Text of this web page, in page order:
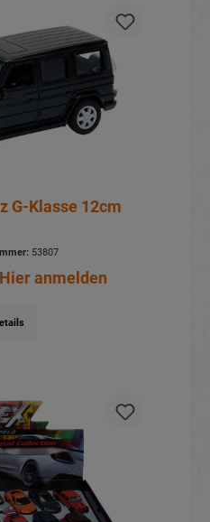
G-Klasse 12cm
53807
Hier anmelden